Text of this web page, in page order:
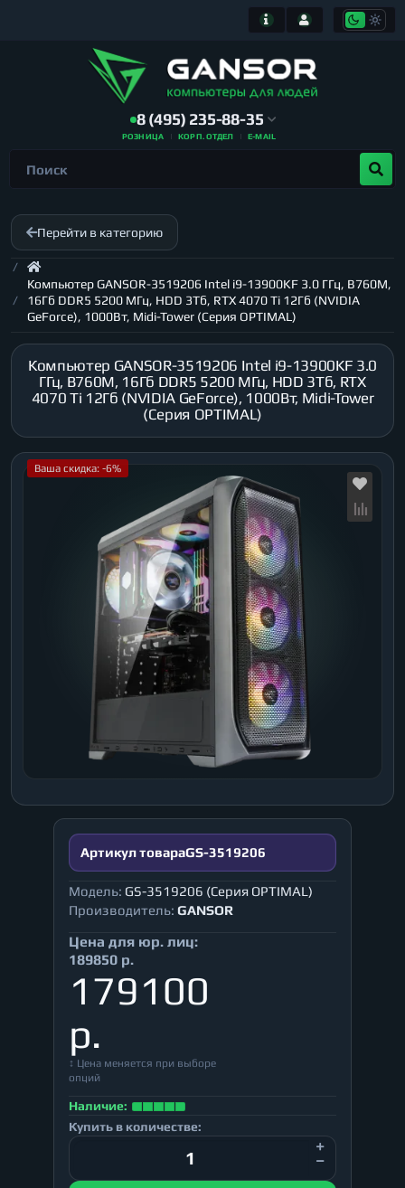
8 (495) 235-88-35
РОЗНИЦА КОРП. ОТДЕЛ E-MAIL
Перейти в категорию
Компьютер GANSOR-3519206 Intel i9-13900KF 3.0 ГГц, B760M,
16Гб DDR5 5200 МГц, HDD 3Тб, RTX 4070 Ti 12Гб (NVIDIA
GeForce), 1000Вт, Midi-Tower (Серия OPTIMAL)
Компьютер GANSOR-3519206 Intel i9-13900KF 3.0
ГГц, B760M, 16Гб DDR5 5200 МГц, HDD 3Тб, RTX
4070 Ti 12Гб (NVIDIA GeForce), 1000Вт, Midi-Tower
(Серия OPTIMAL)
Ваша скидка: -6%
Артикул товараGS-3519206
Модель: GS-3519206 (Серия OPTIMAL)
Производитель: GANSOR
Цена для юр. лиц:
189850 р.
179100
р.
↕ Цена меняется при выборе
опций
Наличие:
Купить в количестве: